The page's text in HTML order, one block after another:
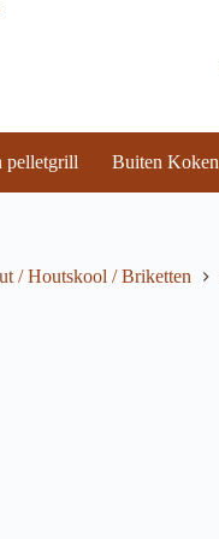
pelletgrill Buiten Koken
/ Houtskool / Briketten